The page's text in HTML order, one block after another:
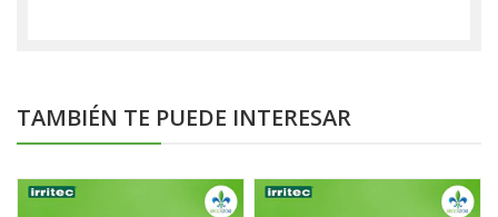
TAMBIÉN TE PUEDE INTERESAR